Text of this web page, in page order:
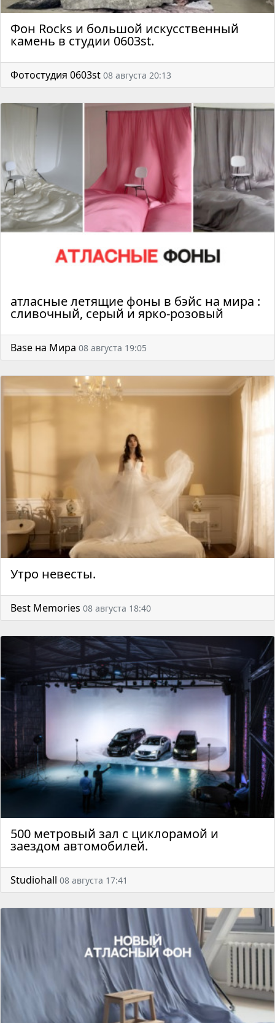
Фон Rocks и большой искусственный
камень в студии 0603st.
Фотостудия 0603st 08 августа 20:13
атласные летящие фоны в бэйс на мира :
сливочный, серый и ярко-розовый
Base на Мира 08 августа 19:05
Утро невесты.
Best Memories 08 августа 18:40
500 метровый зал с циклорамой и
заездом автомобилей.
Studiohall 08 августа 17:41